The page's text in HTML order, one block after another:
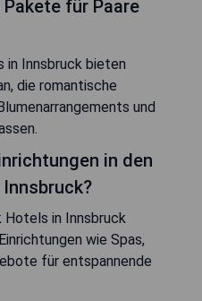
für Paare
in Innsbruck bieten
die romantische
und
in den
Hotels in Innsbruck
wie Spas,
für entspannende